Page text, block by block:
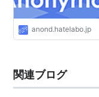
anond.hatelabo.jp
関連ブログ